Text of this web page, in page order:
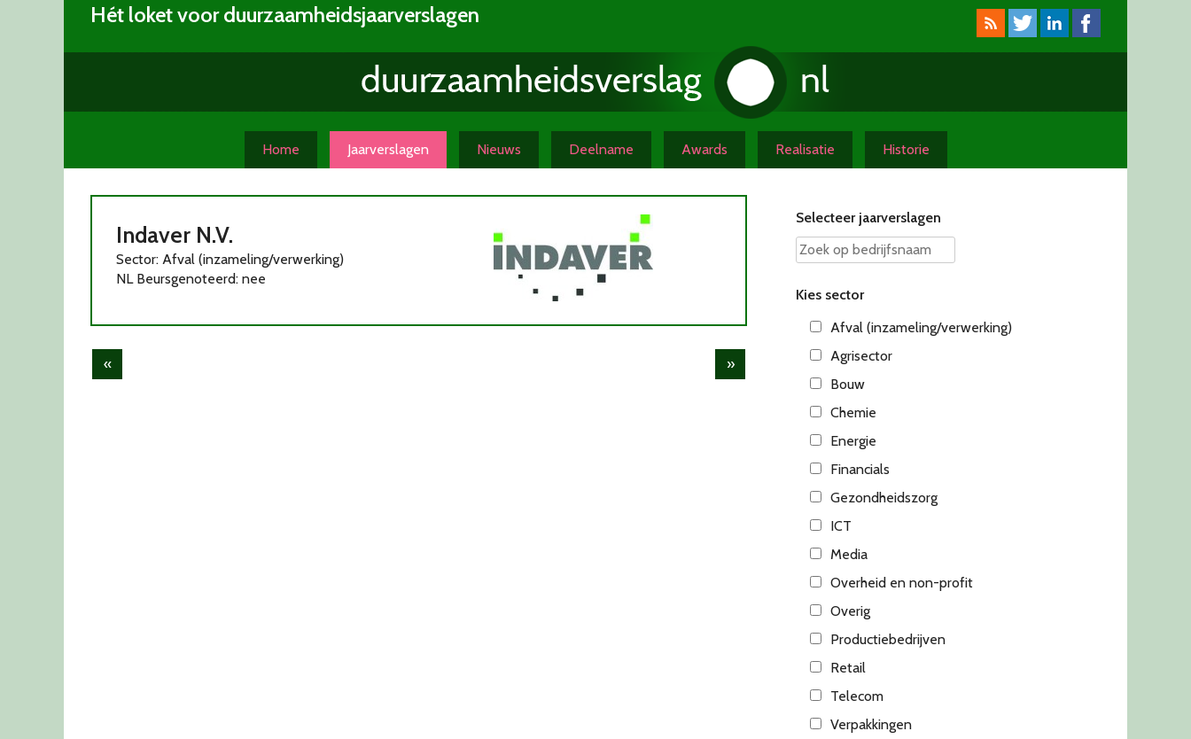
Hét loket voor duurzaamheidsjaarverslagen
Home Jaarverslagen Nieuws Deelname Awards Realisatie Historie
Indaver N.V.
Sector: Afval (inzameling/verwerking)
NL Beursgenoteerd: nee
Post
« »
Selecteer jaarverslagen
Kies sector
Afval (inzameling/verwerking)
Agrisector
Bouw
Chemie
Energie
Financials
Gezondheidszorg
ICT
Media
Overheid en non-profit
Overig
Productiebedrijven
Retail
Telecom
Verpakkingen